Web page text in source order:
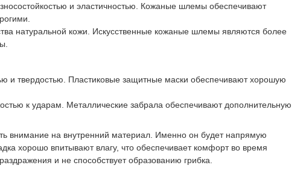
и эластичностью. Кожаные шлемы обеспечивают
натуральной кожи. Искусственные кожаные шлемы являются более
и твердостью. Пластиковые защитные маски обеспечивают хорошую
к ударам. Металлические забрала обеспечивают дополнительную
внимание на внутренний материал. Именно он будет напрямую
хорошо впитывают влагу, что обеспечивает комфорт во время
и не способствует образованию грибка.